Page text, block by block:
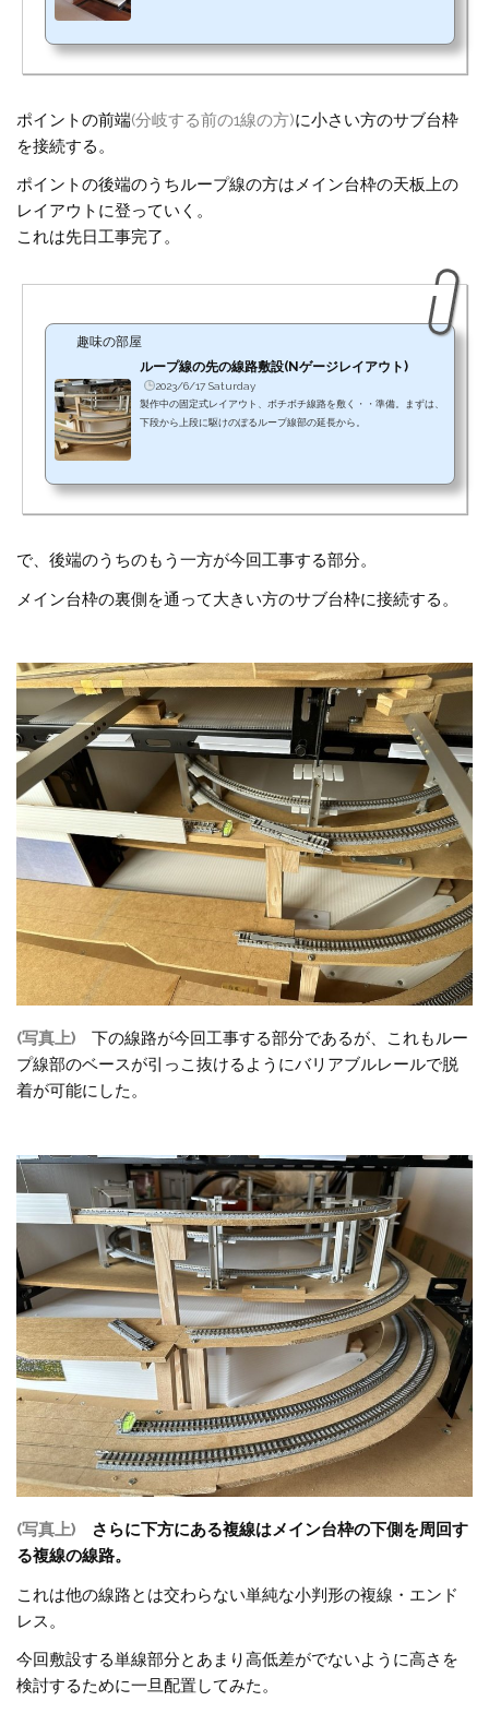
ポイントの前端(分岐する前の1線の方)に小さい方のサブ台枠
を接続する。
ポイントの後端のうちループ線の方はメイン台枠の天板上の
レイアウトに登っていく。
これは先日工事完了。
趣味の部屋
ループ線の先の線路敷設(Nゲージレイアウト)
2023/6/17 Saturday
製作中の固定式レイアウト、ボチボチ線路を敷く・・準備。まずは、
下段から上段に駆けのぼるループ線部の延長から。
で、後端のうちのもう一方が今回工事する部分。
メイン台枠の裏側を通って大きい方のサブ台枠に接続する。
(写真上)
下の線路が今回工事する部分であるが、これもルー
プ線部のベースが引っこ抜けるようにバリアブルレールで脱
着が可能にした。
(写真上)
さらに下方にある複線はメイン台枠の下側を周回す
る複線の線路。
これは他の線路とは交わらない単純な小判形の複線・エンド
レス。
今回敷設する単線部分とあまり高低差がでないように高さを
検討するために一旦配置してみた。